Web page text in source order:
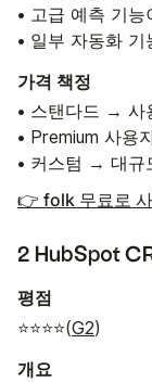
• 고급 예측 기능
• 일부 자동화
가격 책정
• 스탠다드 → 사
• Premium 사용
• 커스텀 → 대규
👉 folk 무료로
2 HubSpot
평점
⭐⭐⭐⭐(G2)
개요